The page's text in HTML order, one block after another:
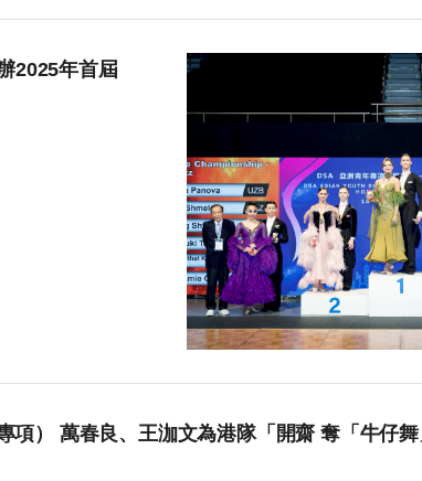
2025年首屆
項） 萬春良、王泇文為港隊「開齋 奪「牛仔